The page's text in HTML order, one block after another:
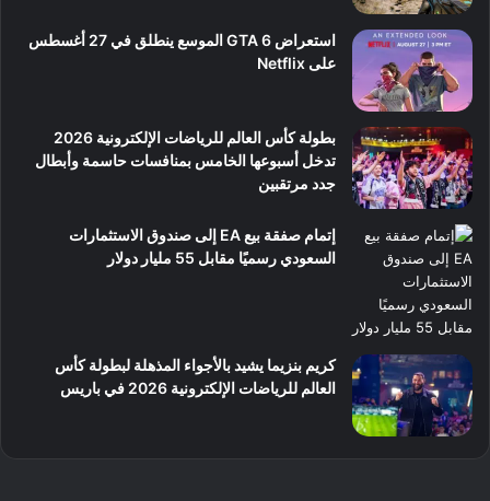
استعراض GTA 6 الموسع ينطلق في 27 أغسطس
على Netflix
بطولة كأس العالم للرياضات الإلكترونية 2026
تدخل أسبوعها الخامس بمنافسات حاسمة وأبطال
جدد مرتقبين
إتمام صفقة بيع EA إلى صندوق الاستثمارات
السعودي رسميًا مقابل 55 مليار دولار
كريم بنزيما يشيد بالأجواء المذهلة لبطولة كأس
العالم للرياضات الإلكترونية 2026 في باريس